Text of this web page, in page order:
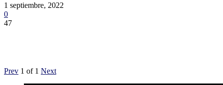
1 septiembre, 2022
0
47
Prev 1 of 1 Next